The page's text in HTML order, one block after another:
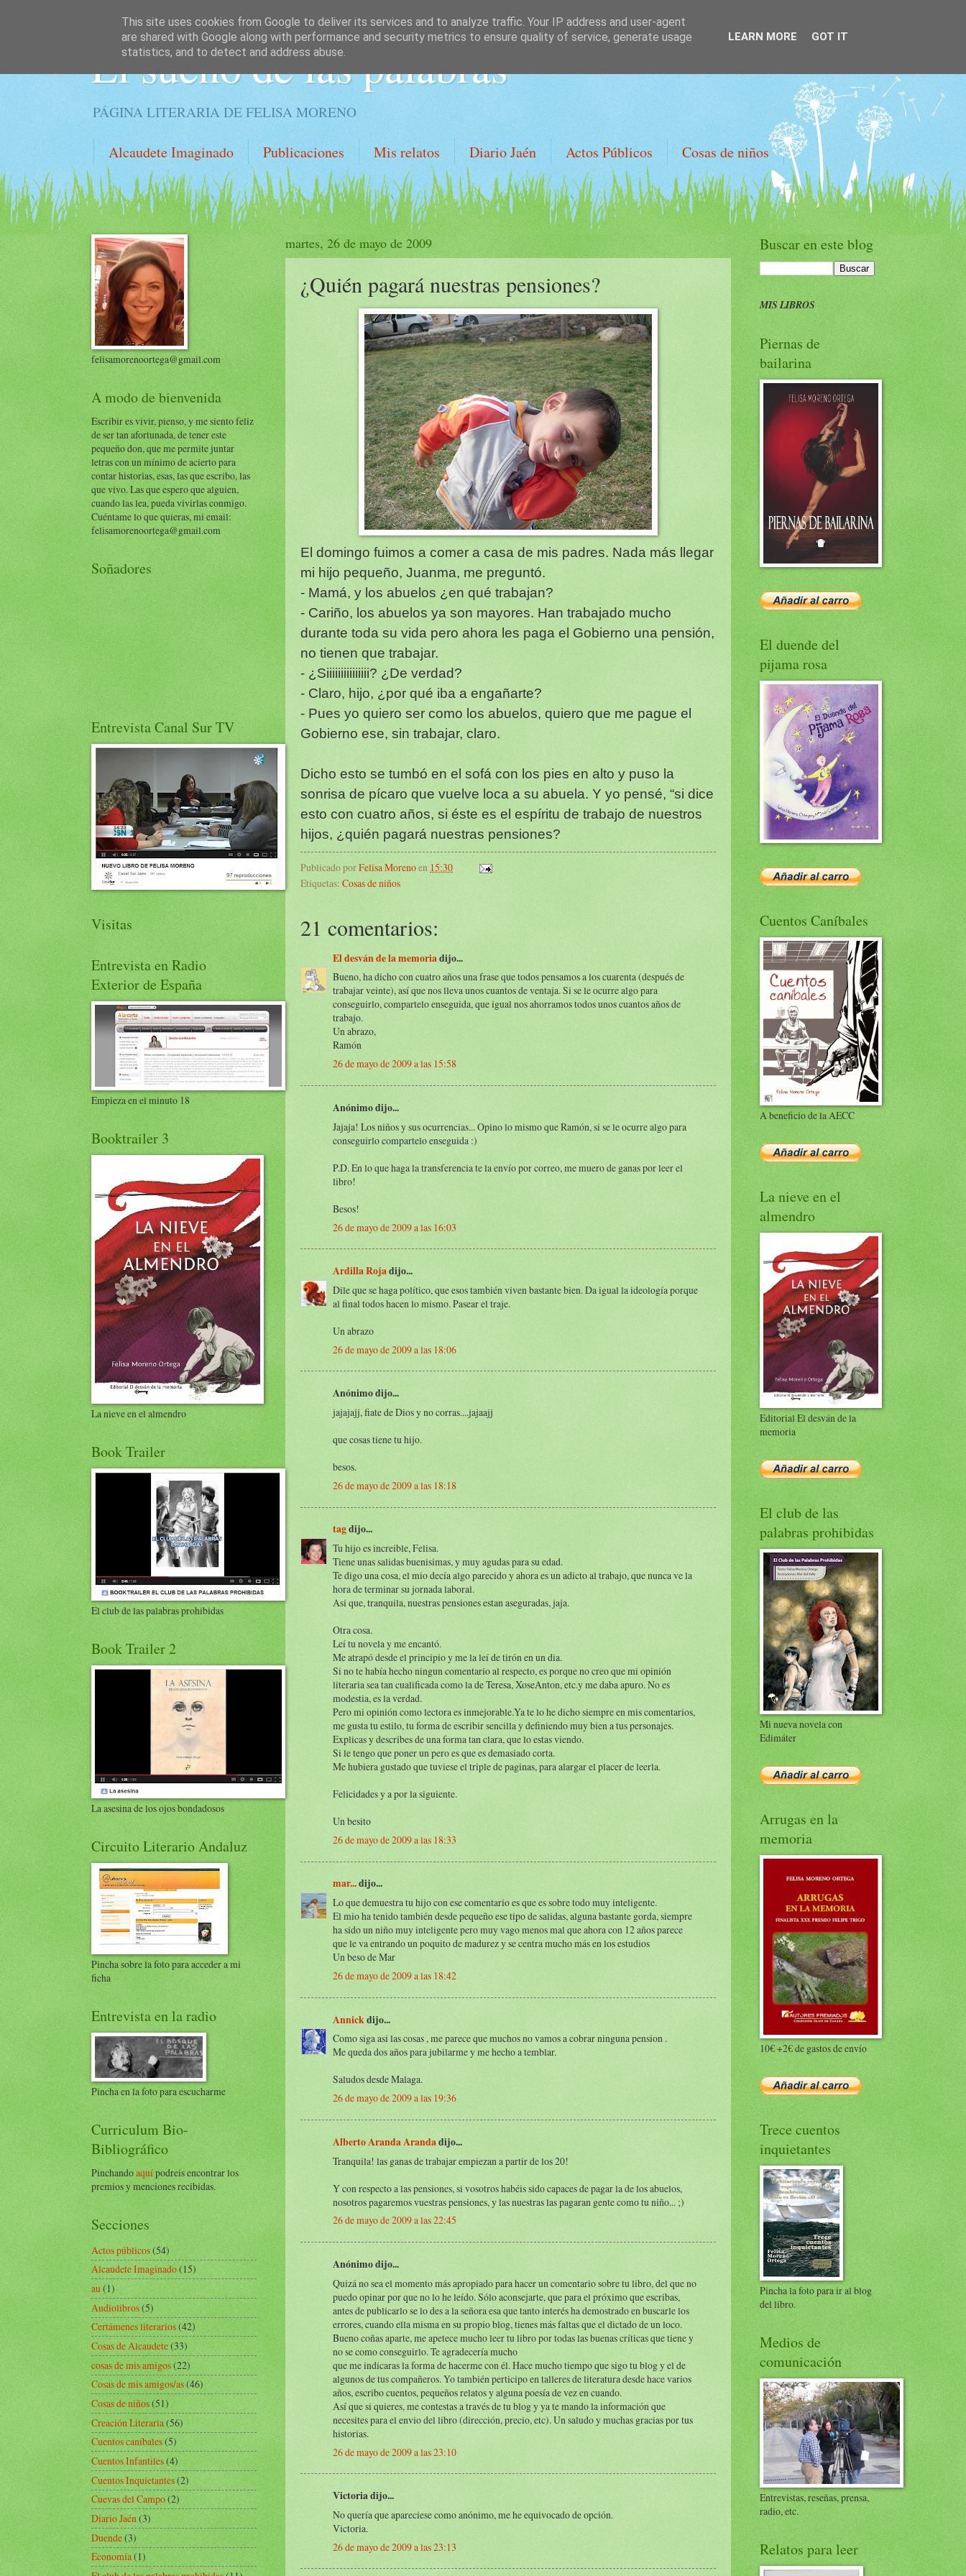
El sueño de las palabras
PÁGINA LITERARIA DE FELISA MORENO
Alcaudete Imaginado Publicaciones Mis relatos Diario Jaén Actos Públicos Cosas de niños
martes, 26 de mayo de 2009
¿Quién pagará nuestras pensiones?
El domingo fuimos a comer a casa de mis padres. Nada más llegar
mi hijo pequeño, Juanma, me preguntó.
- Mamá, y los abuelos ¿en qué trabajan?
- Cariño, los abuelos ya son mayores. Han trabajado mucho
durante toda su vida pero ahora les paga el Gobierno una pensión,
no tienen que trabajar.
- ¿Siiiiiiiiiiiiiii? ¿De verdad?
- Claro, hijo, ¿por qué iba a engañarte?
- Pues yo quiero ser como los abuelos, quiero que me pague el
Gobierno ese, sin trabajar, claro.
Dicho esto se tumbó en el sofá con los pies en alto y puso la
sonrisa de pícaro que vuelve loca a su abuela. Y yo pensé, “si dice
esto con cuatro años, si éste es el espíritu de trabajo de nuestros
hijos, ¿quién pagará nuestras pensiones?
Publicado porFelisa Morenoen 15:30
Etiquetas: Cosas de niños
21 comentarios:
El desván de la memoriadijo...
Bueno, ha dicho con cuatro años una frase que todos pensamos a los cuarenta (después de
trabajar veinte), así que nos lleva unos cuantos de ventaja. Si se le ocurre algo para
conseguirlo, compartelo enseguida, que igual nos ahorramos todos unos cuantos años de
trabajo.
Un abrazo,
Ramón
26 de mayo de 2009 a las 15:58
Anónimo dijo...
Jajaja! Los niños y sus ocurrencias... Opino lo mismo que Ramón, si se le ocurre algo para
conseguirlo compartelo enseguida :)
P.D. En lo que haga la transferencia te la envío por correo, me muero de ganas por leer el
libro!
Besos!
26 de mayo de 2009 a las 16:03
Ardilla Rojadijo...
Dile que se haga político, que esos también viven bastante bien. Da igual la ideología porque
al final todos hacen lo mismo. Pasear el traje.
Un abrazo
26 de mayo de 2009 a las 18:06
Anónimo dijo...
jajajajj, fiate de Dios y no corras....jajaajj
que cosas tiene tu hijo.
besos.
26 de mayo de 2009 a las 18:18
tagdijo...
Tu hijo es increible, Felisa.
Tiene unas salidas buenisimas, y muy agudas para su edad.
Te digo una cosa, el mio decía algo parecido y ahora es un adicto al trabajo, que nunca ve la
hora de terminar su jornada laboral.
Asi que, tranquila, nuestras pensiones estan aseguradas, jaja.
Otra cosa.
Leí tu novela y me encantó.
Me atrapó desde el principio y me la leí de tirón en un dia.
Si no te había hecho ningun comentario al respecto, es porque no creo que mi opinión
literaria sea tan cualificada como la de Teresa, XoseAnton, etc.y me daba apuro. No es
modestia, es la verdad.
Pero mi opinión como lectora es inmejorable.Ya te lo he dicho siempre en mis comentarios,
me gusta tu estilo, tu forma de escribir sencilla y definiendo muy bien a tus personajes.
Explicas y describes de una forma tan clara, que lo estas viendo.
Si le tengo que poner un pero es que es demasiado corta.
Me hubiera gustado que tuviese el triple de paginas, para alargar el placer de leerla.
Felicidades y a por la siguiente.
Un besito
26 de mayo de 2009 a las 18:33
mar...dijo...
Lo que demuestra tu hijo con ese comentario es que es sobre todo muy inteligente.
El mio ha tenido también desde pequeño ese tipo de salidas, alguna bastante gorda, siempre
ha sido un niño muy inteligente pero muy vago menos mal que ahora con 12 años parece
que le va entrando un poquito de madurez y se centra mucho más en los estudios
Un beso de Mar
26 de mayo de 2009 a las 18:42
Annickdijo...
Como siga asi las cosas , me parece que muchos no vamos a cobrar ninguna pension .
Me queda dos años para jubilarme y me hecho a temblar.
Saludos desde Malaga.
26 de mayo de 2009 a las 19:36
Alberto Aranda Arandadijo...
Tranquila! las ganas de trabajar empiezan a partir de los 20!
Y con respecto a las pensiones, si vosotros habéis sido capaces de pagar la de los abuelos,
nosotros pagaremos vuestras pensiones, y las nuestras las pagaran gente como tu niño... ;)
26 de mayo de 2009 a las 22:45
Anónimo dijo...
Quizá no sea el momento más apropiado para hacer un comentario sobre tu libro, del que no
puedo opinar por que no lo he leído. Sólo aconsejarte, que para el próximo que escribas,
antes de publicarlo se lo des a la señora esa que tanto interés ha demostrado en buscarle los
errores, cuando ella misma en su propio blog, tienes más faltas que el dictado de un loco.
Bueno coñas aparte, me apetece mucho leer tu libro por todas las buenas críticas que tiene y
no se como conseguirlo. Te agradecería mucho
que me indicaras la forma de hacerme con él. Hace mucho tiempo que sigo tu blog y el de
algunos de tus compañeros. Yo también perticipo en talleres de literatura desde hace varios
años, escribo cuentos, pequeños relatos y alguna poesía de vez en cuando.
Así que si quieres, me contestas a través de tu blog y ya te mando la información que
necesites para el envio del libro (dirección, precio, etc). Un saludo y muchas gracias por tus
historias.
26 de mayo de 2009 a las 23:10
Victoria dijo...
No quería que apareciese como anónimo, me he equivocado de opción.
Victoria.
26 de mayo de 2009 a las 23:13
felisamorenoortega@gmail.com
A modo de bienvenida
Escribir es vivir, pienso, y me siento feliz
de ser tan afortunada, de tener este
pequeño don, que me permite juntar
letras con un mínimo de acierto para
contar historias, esas, las que escribo, las
que vivo. Las que espero que alguien,
cuando las lea, pueda vivirlas conmigo.
Cuéntame lo que quieras, mi email:
felisamorenoortega@gmail.com
Soñadores
Entrevista Canal Sur TV
Visitas
Entrevista en Radio
Exterior de España
Empieza en el minuto 18
Booktrailer 3
La nieve en el almendro
Book Trailer
El club de las palabras prohibidas
Book Trailer 2
La asesina de los ojos bondadosos
Circuito Literario Andaluz
Pincha sobre la foto para acceder a mi
ficha
Entrevista en la radio
Pincha en la foto para escucharme
Curriculum Bio-
Bibliográfico
Pinchandoaquípodreis encontrar los
premios y menciones recibidas.
Secciones
Actos públicos(54)
Alcaudete Imaginado(15)
au(1)
Audiolibros(5)
Certámenes literarios(42)
Cosas de Alcaudete(33)
cosas de mis amigos(22)
Cosas de mis amigos/as(46)
Cosas de niños(51)
Creación Literaria(56)
Cuentos caníbales(5)
Cuentos Infantiles(4)
Cuentos Inquietantes(2)
Cuevas del Campo(2)
Diario Jaén(3)
Duende(3)
Economía(1)
Buscar en este blog
MIS LIBROS
Piernas de
bailarina
El duende del
pijama rosa
Cuentos Caníbales
A beneficio de la AECC
La nieve en el
almendro
Editorial El desván de la
memoria
El club de las
palabras prohibidas
Mi nueva novela con
Edimáter
Arrugas en la
memoria
10€ +2€ de gastos de envío
Trece cuentos
inquietantes
Pincha la foto para ir al blog
del libro.
Medios de
comunicación
Entrevistas, reseñas, prensa,
radio, etc.
Relatos para leer
This site uses cookies from Google to deliver its services and to analyze traffic. Your IP address and user-agent
are shared with Google along with performance and security metrics to ensure quality of service, generate usage
statistics, and to detect and address abuse.
LEARN MORE GOT IT